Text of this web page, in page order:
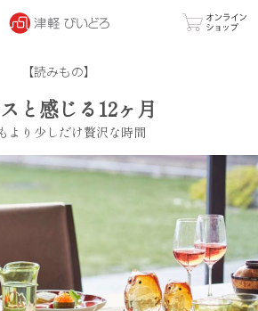
【読みもの】
と感じる12ヶ月
より少しだけ贅沢な時間